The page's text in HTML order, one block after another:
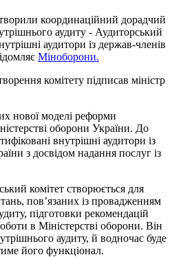
координаційний дорадчий
аудиту - Аудиторський
аудитори із держав-членів
Міноборони.
комітету підписав міністр
нової моделі реформи
оборони України. До
внутрішні аудитори із
з досвідом надання послуг із
комітет створюється для
пов’язаних із провадженням
підготовки рекомендацій
в Міністерстві оборони. Він
аудиту, й водночас буде
його функціонал.